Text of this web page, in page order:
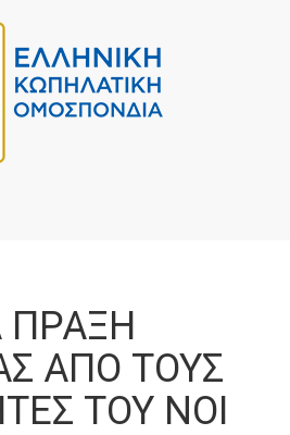
ΠΡΑΞΗ
ΑΠΟ ΤΟΥΣ
ΤΟΥ ΝΟΙ